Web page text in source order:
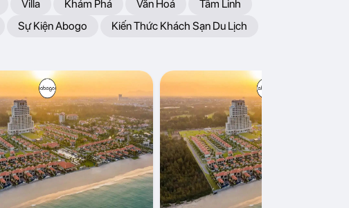
Villa Khám Phá Văn Hoá
Tâm Linh
Sự Kiện Abogo
Kiến Thức Khách Sạn Du Lịch